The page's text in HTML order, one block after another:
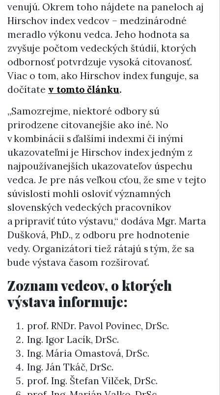
venujú. Okrem toho nájdete na paneloch aj
Hirschov index vedcov – medzinárodné
meradlo výkonu vedca. Jeho hodnota sa
zvyšuje počtom vedeckých štúdií, ktorých
odbornosť potvrdzuje vysoká citovanosť.
Viac o tom, ako Hirschov index funguje, sa
dočítate v tomto článku.
„Samozrejme, niektoré odbory sú
prirodzene citovanejšie ako iné. No
v kombinácii s ďalšími indexmi či inými
ukazovateľmi je Hirschov index jedným z
najpoužívanejších ukazovateľov úspechu
vedca. Je pre nás veľkou cťou, že sme v tejto
súvislosti mohli osloviť významných
slovenských vedeckých pracovníkov
a pripraviť túto výstavu,“ dodáva Mgr. Marta
Dušková, PhD., z odboru pre hodnotenie
vedy. Organizátori tiež rátajú s tým, že sa
bude výstava časom rozširovať.
Zoznam vedcov, o ktorých
výstava informuje:
prof. RNDr. Pavol Povinec, DrSc.
Ing. Igor Lacík, DrSc.
Ing. Mária Omastová, DrSc.
Ing. Ján Tkáč, DrSc.
prof. Ing. Štefan Vilček, DrSc.